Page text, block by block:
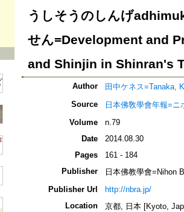
うしそうのしんげ
せん=Development and
and Shinjin in Shinran's
Author
田中ケネス=Tanaka,
Source
日本佛敎學會年報=
Volume
n.79
Date
2014.08.30
Pages
161 - 184
Publisher
日本佛教學會=Nihon
Publisher Url
http://nbra.jp/
Location
京都, 日本 [Kyoto,